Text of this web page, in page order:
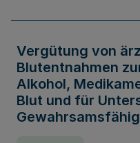
Vergütung von
Blutentnahmen
Alkohol,
Blut und für